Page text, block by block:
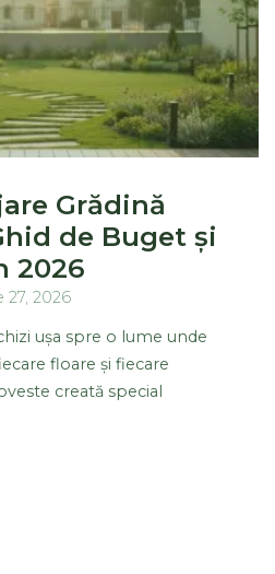
Grădină
de Buget și
2026
27, 2026
ușa spre o lume unde
floare și fiecare
creată special